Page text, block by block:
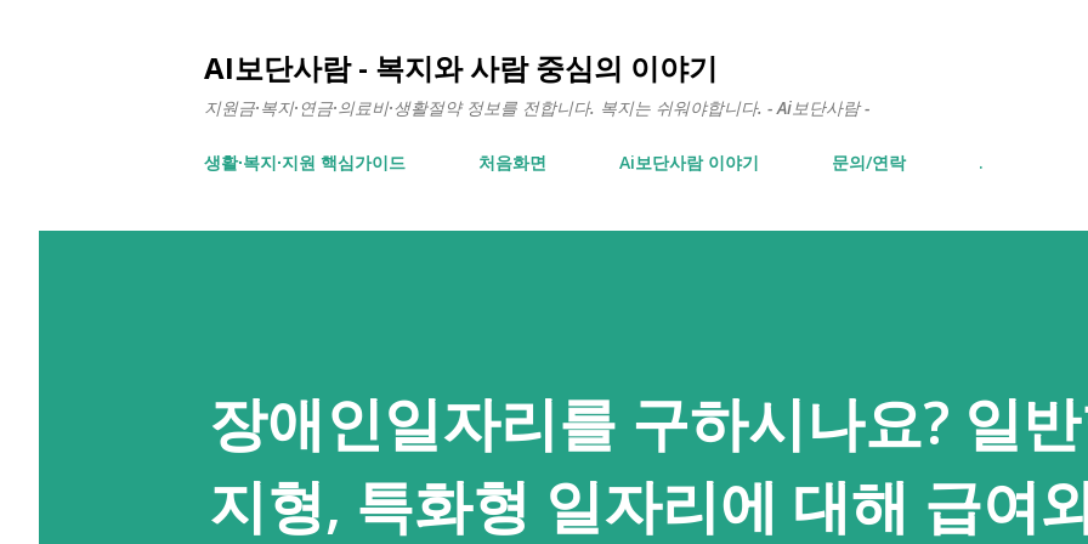
AI보단사람 - 복지와 사람 중심의 이야기
지원금·복지·연금·의료비·생활절약 정보를 전합니다. 복지는 쉬워야합니다. - Ai보단사람 -
생활∙복지∙지원 핵심가이드 처음화면 Ai보단사람 이야기 문의/연락 .
장애인일자리를 구하시나요? 일
지형, 특화형 일자리에 대해 급여